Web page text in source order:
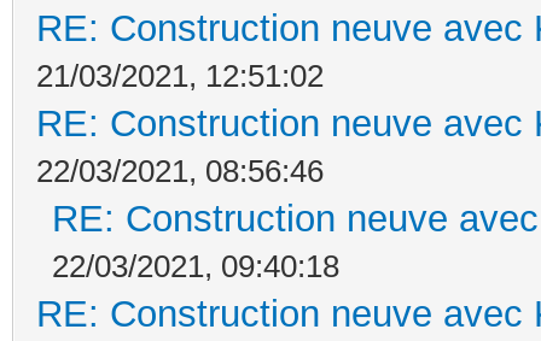
RE: Construction neuve avec
21/03/2021, 12:51:02
RE: Construction neuve avec
22/03/2021, 08:56:46
RE: Construction neuve
22/03/2021, 09:40:18
RE: Construction neuve avec